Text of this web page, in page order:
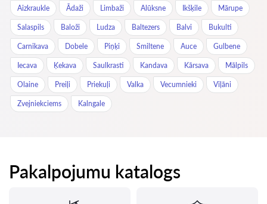
Aizkraukle Ādaži Limbaži Alūksne Ikšķile Mārupe
Salaspils Baloži Ludza Baltezers Balvi Bukulti
Carnikava Dobele Piņķi Smiltene Auce Gulbene
Iecava Ķekava Saulkrasti Kandava Kārsava Mālpils
Olaine Preiļi Priekuļi Valka Vecumnieki Viļāni
Zvejniekciems Kalngale
Pakalpojumu katalogs